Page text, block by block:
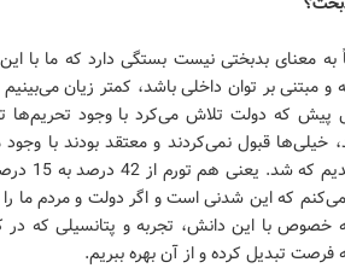
به معنای بدبختی نیست بستگی دارد که ما با
و مبتنی بر توان داخلی باشد، کمتر زیان
پیش که دولت تلاش می‌کرد با وجود تحریم‌ها
خیلی‌ها قبول نمی‌کردند و معتقد بودند با
تحریمی،
که این شدنی است و اگر دولت و مردم ما را
با این دانش، تجربه و پتانسیلی که در
فرصت تبدیل کرده و از آن بهره‌ ببریم.